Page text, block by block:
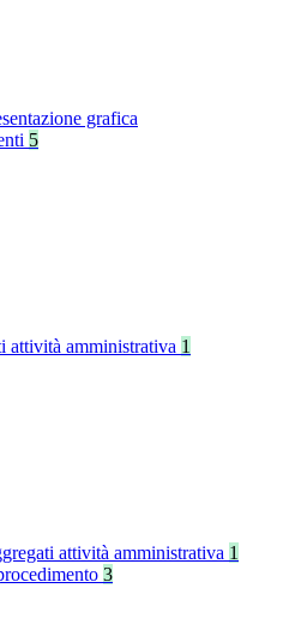
grafica
5
attività amministrativa 1
attività amministrativa 1
3